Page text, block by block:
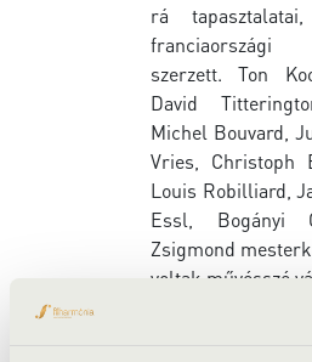
rá
franciaországi
szerzett. Ton
David
Michel Bouvard,
Vries, Christoph
Louis Robilliard,
Essl, Bogányi
Zsigmond
voltak művésszé